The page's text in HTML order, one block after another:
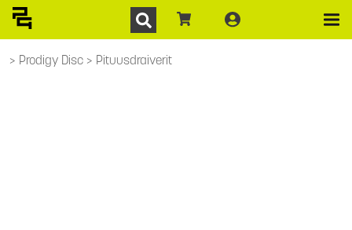
Prodigy Disc Pituusdraiverit